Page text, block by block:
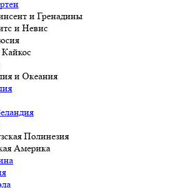
и Гренадины
и Невис
и Океания
Полинезия
Америка